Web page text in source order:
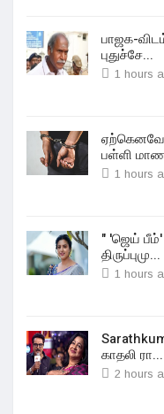
பாஜக-
புதுச்சே...
1 hours
பள்ளி
1 hours
" 'ஜெய் பீம்'
திருப்புமு...
1 hours
காதலி ரா...
2 hours